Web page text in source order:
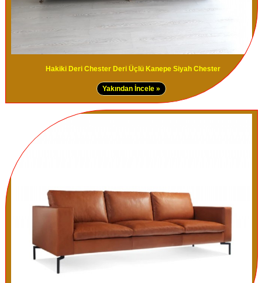
Hakiki Deri Chester Deri Üçlü Kanepe Siyah Chester
Yakından İncele »